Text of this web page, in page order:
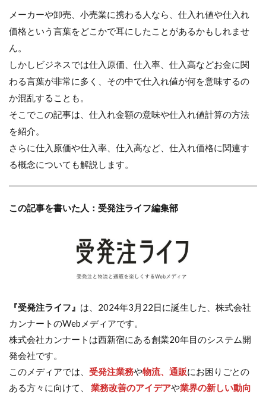
メーカーや卸売、小売業に携わる人なら、仕入れ値や仕入れ
価格という言葉をどこかで耳にしたことがあるかもしれませ
ん。
しかしビジネスでは仕入原価、仕入率、仕入高などお金に関
わる言葉が非常に多く、その中で仕入れ値が何を意味するの
か混乱することも。
そこでこの記事は、仕入れ金額の意味や仕入れ値計算の方法
を紹介。
さらに仕入原価や仕入率、仕入高など、仕入れ価格に関連す
る概念についても解説します。
この記事を書いた人：受発注ライフ編集部
『受発注ライフ』 は、2024年3月22日に誕生した、株式会社
カンナートのWebメディアです。
株式会社カンナートは西新宿にある創業20年目のシステム開
発会社です。
このメディアでは、 受発注業務や物流、通販にお困りごとの
ある方々に向けて、 業務改善のアイデアや業界の新しい動向